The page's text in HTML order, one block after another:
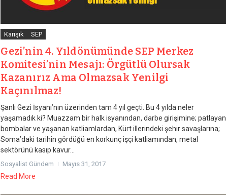
Karışık SEP
Gezi’nin 4. Yıldönümünde SEP Merkez
Komitesi’nin Mesajı: Örgütlü Olursak
Kazanırız Ama Olmazsak Yenilgi
Kaçınılmaz!
Şanlı Gezi İsyanı’nın üzerinden tam 4 yıl geçti. Bu 4 yılda neler
yaşamadık ki? Muazzam bir halk isyanından, darbe girişimine; patlayan
bombalar ve yaşanan katliamlardan, Kürt illerindeki şehir savaşlarına;
Soma’daki tarihin gördüğü en korkunç işçi katliamından, metal
sektörünü kasıp kavur...
Sosyalist Gündem Mayıs 31, 2017
Read More